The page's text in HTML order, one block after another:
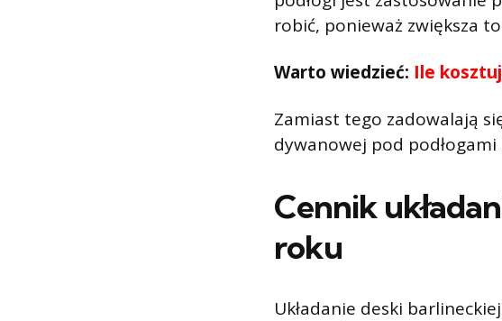
robić, ponieważ zwiększa
Warto wiedzieć: Ile
Zamiast tego zadowalają
dywanowej pod
Cennik
roku
Układanie deski